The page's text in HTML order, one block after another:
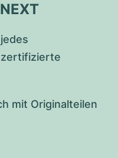
mit Originalteilen